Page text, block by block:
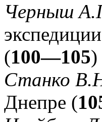
Черныш
(100—105)
Станко
Днепре (